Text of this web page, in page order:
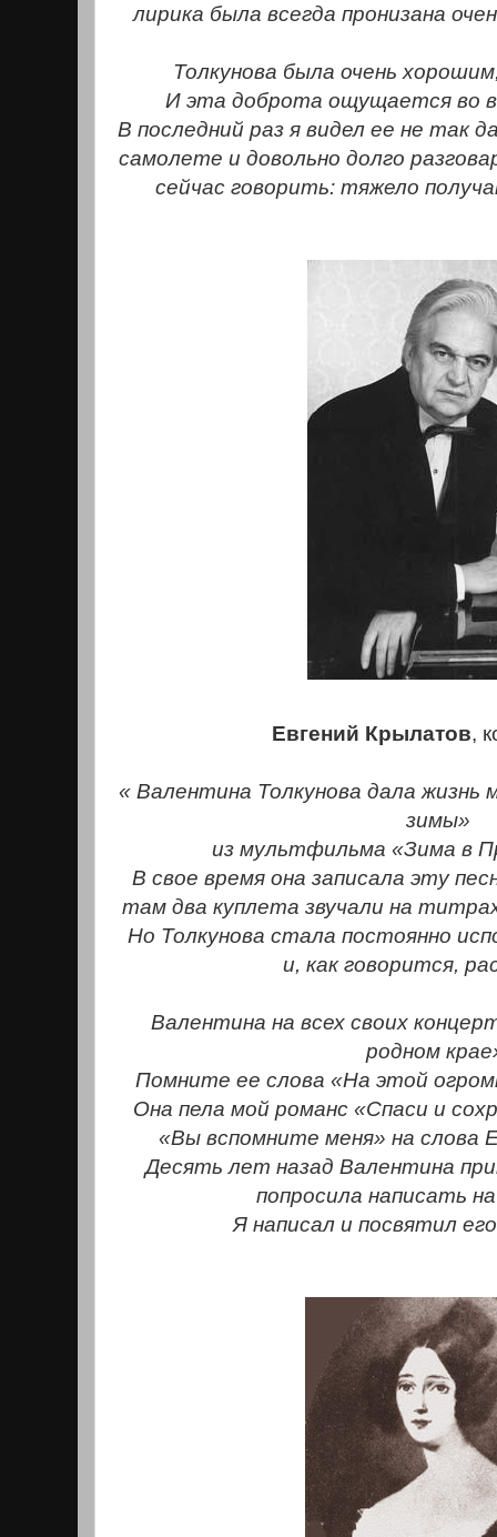
лирика была всегда пронизана
Толкунова была очень
И эта доброта ощущается во
В последний раз я видел ее не так
самолете и довольно долго
сейчас говорить: тяжело
Евгений Крылатов,
« Валентина Толкунова дала жизнь
зимы»
из мультфильма «Зима в
В свое время она записала эту
там два куплета звучали на
Но Толкунова стала постоянно
и, как говорится,
Валентина на всех своих
родном
Помните ее слова «На этой
Она пела мой романс «Спаси и
«Вы вспомните меня» на слова
Десять лет назад Валентина
попросила написать
Я написал и посвятил